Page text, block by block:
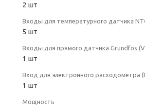
2 шт
Входы для температурного датчика
5 шт
Входы для прямого датчика Grundfos
1 шт
Вход для электронного расходометра
1 шт
Мощность